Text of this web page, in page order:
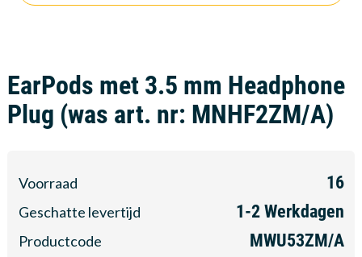
EarPods met 3.5 mm Headphone
Plug (was art. nr: MNHF2ZM/A)
Voorraad 16
Geschatte levertijd 1-2 Werkdagen
Productcode MWU53ZM/A